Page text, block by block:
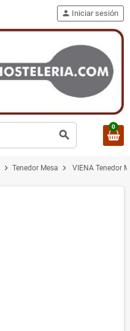
search
person Iniciar sesión
0
chevron_right Tenedor Mesa chevron_right VIENA Tenedor